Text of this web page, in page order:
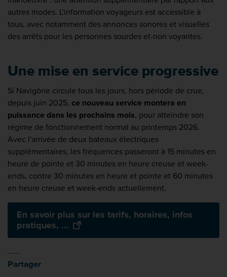
autres modes. L'information voyageurs est accessible à
tous, avec notamment des annonces sonores et visuelles
des arrêts pour les personnes sourdes et-non voyantes.
Une mise en service progressive
Si Navigône circule tous les jours, hors période de crue,
depuis juin 2025, ce nouveau service montera en
puissance dans les prochains mois, pour atteindre son
régime de fonctionnement normal au printemps 2026.
Avec l'arrivée de deux bateaux électriques
supplémentaires, les fréquences passeront à 15 minutes en
heure de pointe et 30 minutes en heure creuse et week-
ends, contre 30 minutes en heure et pointe et 60 minutes
en heure creuse et week-ends actuellement.
En savoir plus sur les tarifs, horaires, infos
pratiques, ...
Partager